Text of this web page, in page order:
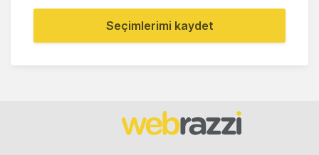
Seçimlerimi kaydet